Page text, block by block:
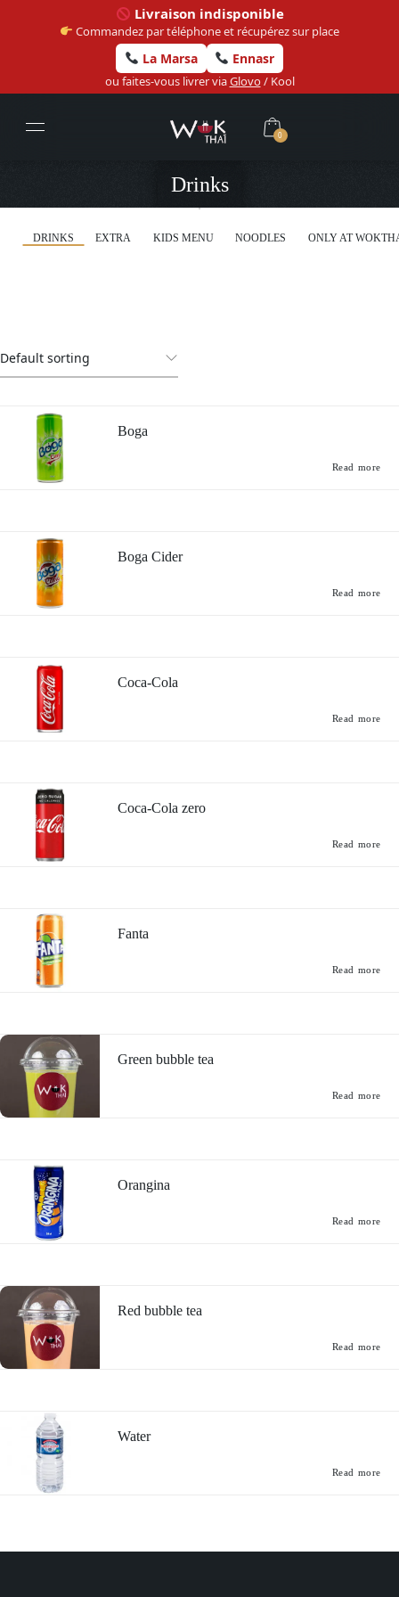
Livraison indisponible
Commandez par téléphone et récupérez sur place
La Marsa Ennasr
ou faites-vous livrer viaGlovo/ Kool
0
Drinks
DRINKS EXTRA KIDS MENU NOODLES ONLY AT
Boga
Read more
Boga Cider
Read more
Coca-Cola
Read more
Coca-Cola zero
Read more
Fanta
Read more
Green bubble tea
Read more
Orangina
Read more
Red bubble tea
Read more
Water
Read more